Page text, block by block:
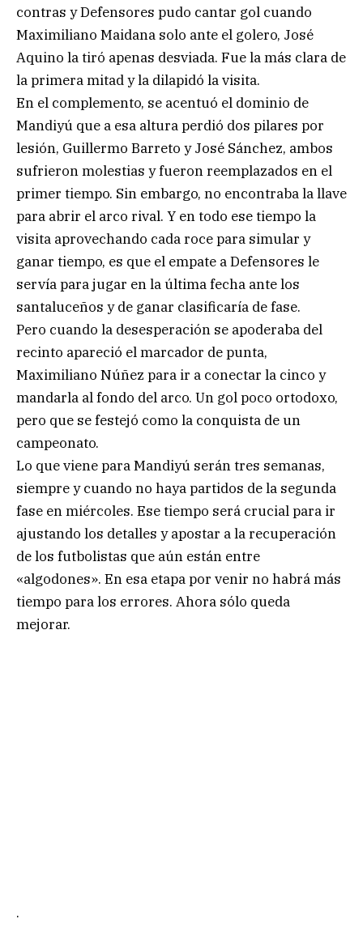
contras y Defensores pudo cantar gol cuando
Maximiliano Maidana solo ante el golero, José
Aquino la tiró apenas desviada. Fue la más clara de
la primera mitad y la dilapidó la visita.
En el complemento, se acentuó el dominio de
Mandiyú que a esa altura perdió dos pilares por
lesión, Guillermo Barreto y José Sánchez, ambos
sufrieron molestias y fueron reemplazados en el
primer tiempo. Sin embargo, no encontraba la llave
para abrir el arco rival. Y en todo ese tiempo la
visita aprovechando cada roce para simular y
ganar tiempo, es que el empate a Defensores le
servía para jugar en la última fecha ante los
santaluceños y de ganar clasificaría de fase.
Pero cuando la desesperación se apoderaba del
recinto apareció el marcador de punta,
Maximiliano Núñez para ir a conectar la cinco y
mandarla al fondo del arco. Un gol poco ortodoxo,
pero que se festejó como la conquista de un
campeonato.
Lo que viene para Mandiyú serán tres semanas,
siempre y cuando no haya partidos de la segunda
fase en miércoles. Ese tiempo será crucial para ir
ajustando los detalles y apostar a la recuperación
de los futbolistas que aún están entre
«algodones». En esa etapa por venir no habrá más
tiempo para los errores. Ahora sólo queda
mejorar.
.